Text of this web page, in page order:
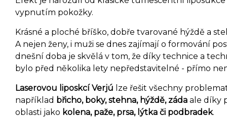
vypnutím pokožky.
Krásné a ploché bříško, dobře tvarované hýždě a
A nejen ženy, i muži se dnes zajímají o formování
dnešní doba je skvělá v tom, že díky technice a
bylo před několika lety nepředstavitelné - přímo
Laserovou liposkcí Verjú lze řešit všechny
například břicho, boky, stehna, hýždě, záda ale díky
oblasti jako kolena, paže, prsa, lýtka či podbradek.